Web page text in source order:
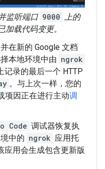
监听端口 9000 上的
加载代码变更。
在新的 Google 文档
本地环境中由 ngrok
记录的最后一个 HTTP
。与上次一样，您的
项因正在进行主动调
Code 调试器恢复执
中的 ngrok 应用托
应用会生成包含更新版